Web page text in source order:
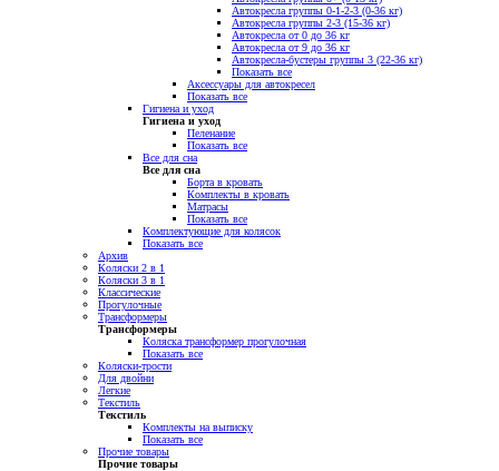
Автокресла группы 0-1-2-3 (0-36 кг)
Автокресла группы 2-3 (15-36 кг)
Автокресла от 0 до 36 кг
Автокресла от 9 до 36 кг
Автокресла-бустеры группы 3 (22-36 кг)
Показать все
Аксессуары для автокресел
Показать все
Гигиена и уход
Гигиена и уход
Пеленание
Показать все
Все для сна
Все для сна
Борта в кровать
Комплекты в кровать
Матрасы
Показать все
Комплектующие для колясок
Показать все
Архив
Коляски 2 в 1
Коляски 3 в 1
Классические
Прогулочные
Трансформеры
Трансформеры
Коляска трансформер прогулочная
Показать все
Коляски-трости
Для двойни
Легкие
Текстиль
Текстиль
Комплекты на выписку
Показать все
Прочие товары
Прочие товары